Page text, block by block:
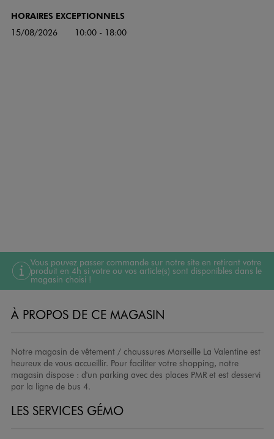
HORAIRES EXCEPTIONNELS
15/08/2026 10:00 - 18:00
Vous pouvez passer commande sur notre site en retirant votre
produit en 4h si votre ou vos article(s) sont disponibles dans le
magasin choisi !
À PROPOS DE CE MAGASIN
Notre magasin de vêtement / chaussures Marseille La Valentine est
heureux de vous accueillir. Pour faciliter votre shopping, notre
magasin dispose : d'un parking avec des places PMR et est desservi
par la ligne de bus 4.
LES SERVICES GÉMO